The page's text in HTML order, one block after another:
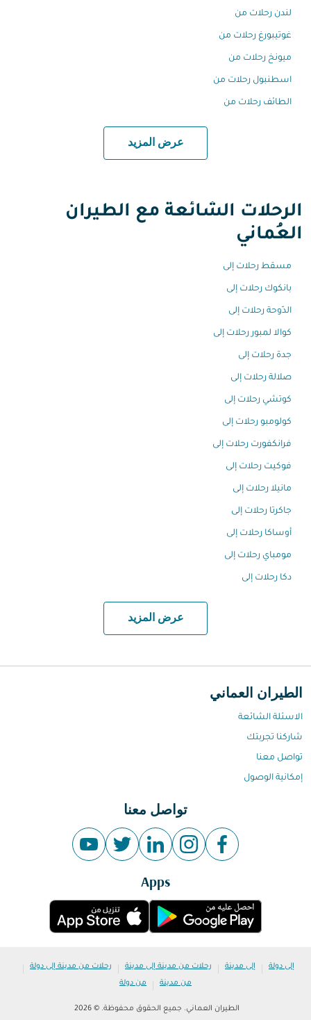
لندن رحلات من
غوتيبورغ رحلات من
ميونخ رحلات من
اسطنبول رحلات من
الطائف رحلات من
عرض المزيد
الرحلات الشائعة مع الطيران
العُماني
مسقط رحلات إلى
بانكوك رحلات إلى
الدّوحة رحلات إلى
كوالا لمبور رحلات إلى
جدة رحلات إلى
صلالة رحلات إلى
كوتشي رحلات إلى
كولومبو رحلات إلى
فرانكفورت رحلات إلى
فوكيت رحلات إلى
مانيلا رحلات إلى
جاكرتا رحلات إلى
أوساكا رحلات إلى
مومباي رحلات إلى
دكا رحلات إلى
عرض المزيد
الطيران العماني
الاسئلة الشائعة
شاركنا تجربتك
تواصل معنا
إمكانية الوصول
تواصل معنا
Apps
إلى دولة | إلى مدينة | رحلات من مدينة إلى مدينة | رحلات من مدينة إلى دولة |
من مدينة | من دولة
الطيران العماني. جميع الحقوق محفوظة. © 2026